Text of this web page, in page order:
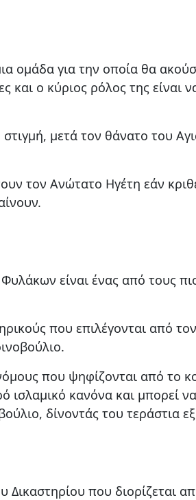
ομάδα για την οποία θα
ο κύριος ρόλος της είναι
μετά τον θάνατο του
τον Ανώτατο Ηγέτη εάν
είναι ένας από τους
που επιλέγονται από
που ψηφίζονται από το
κανόνα και μπορεί
δίνοντάς του τεράστια
που διορίζεται